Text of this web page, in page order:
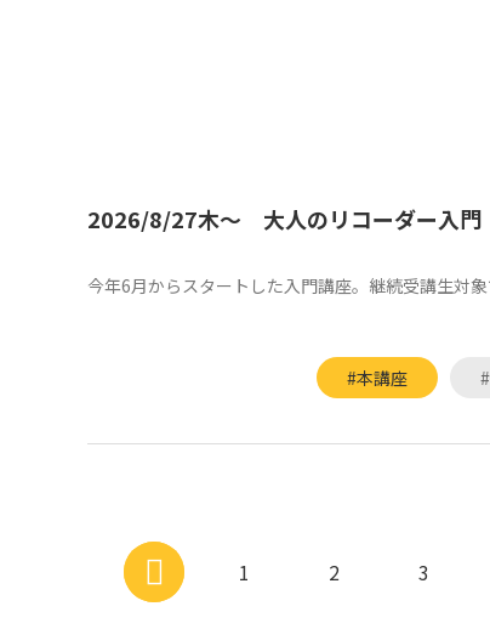
2026/8/27木～ 大人のリコーダー入門
今年6月からスタートした入門講座。継続受講生対象
#本講座
1 2 3